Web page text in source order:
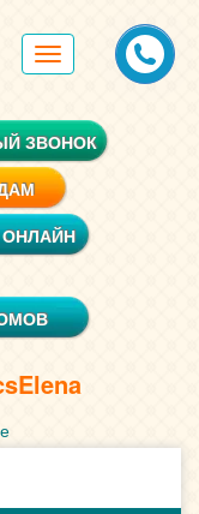
Toggle
navigation
ЗВОНОК